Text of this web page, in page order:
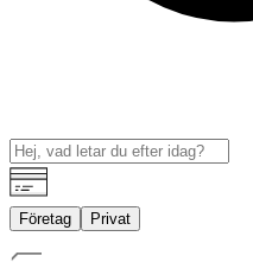
Företag Privat